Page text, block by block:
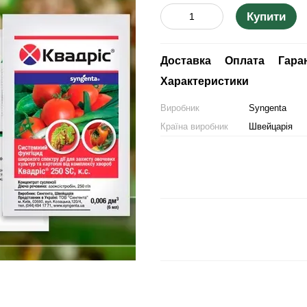
Купити
Доставка Оплата
Характеристики
Виробник
Syngenta
Країна виробник
Швейцарія